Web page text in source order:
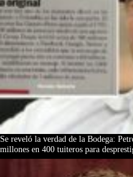
Se reveló la verdad de la Bodega:
millones en 400 tuiteros para